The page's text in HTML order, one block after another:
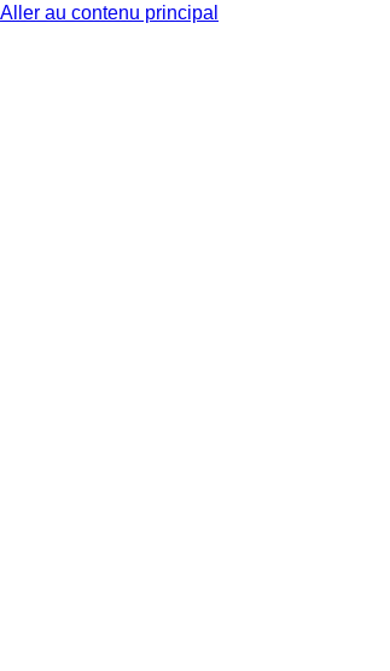
Aller au contenu principal